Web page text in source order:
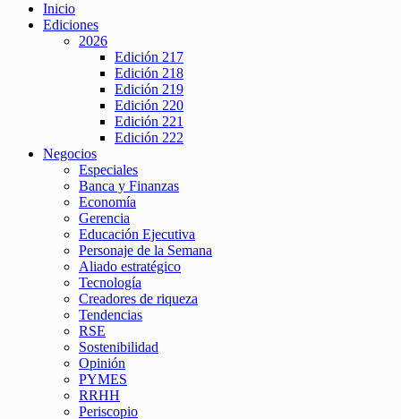
Inicio
Ediciones
2026
Edición 217
Edición 218
Edición 219
Edición 220
Edición 221
Edición 222
Negocios
Especiales
Banca y Finanzas
Economía
Gerencia
Educación Ejecutiva
Personaje de la Semana
Aliado estratégico
Tecnología
Creadores de riqueza
Tendencias
RSE
Sostenibilidad
Opinión
PYMES
RRHH
Periscopio